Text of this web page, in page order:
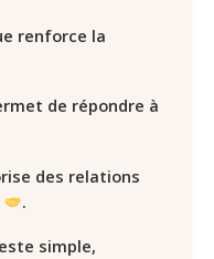
renforce la
de répondre à
des relations
.
simple,